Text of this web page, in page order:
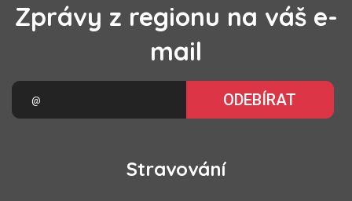
Zprávy z regionu na váš e-
mail
ODEBÍRAT
Stravování